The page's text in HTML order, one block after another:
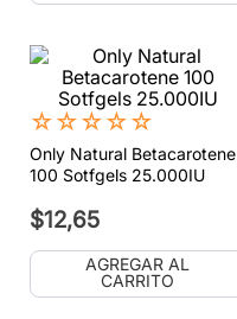
☆☆☆☆☆
Only Natural Betacarotene
100 Sotfgels 25.000IU
$12,65
AGREGAR AL
CARRITO